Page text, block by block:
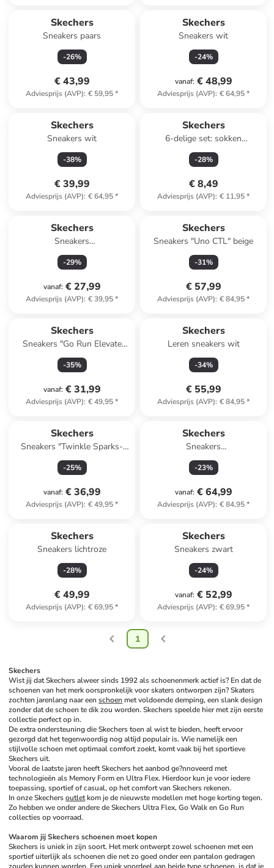
Skechers
Sneakers paars
-26%
€ 43,99
Adviesprijs (AVP): € 59,95*
Skechers
Sneakers wit
-24%
vanaf: € 48,99
Adviesprijs (AVP): € 64,95*
Skechers
Sneakers wit
-38%
€ 39,99
Adviesprijs (AVP): € 64,95*
Skechers
6-delige set: sokken
meerkleurig
-28%
€ 8,49
Adviesprijs (AVP): € 11,95*
Skechers
Sneakers
zilverkleurig/donkerblauw
-29%
vanaf: € 27,99
Adviesprijs (AVP): € 39,95*
Skechers
Sneakers "Uno CTL" beige
-31%
€ 57,99
Adviesprijs (AVP): € 84,95*
Skechers
Sneakers "Go Run Elevate
2.0-Find My" paars
-35%
vanaf: € 31,99
Adviesprijs (AVP): € 49,95*
Skechers
Leren sneakers wit
-34%
€ 55,99
Adviesprijs (AVP): € 84,95*
Skechers
Sneakers "Twinkle Sparks-
Underwater Magic" lichtroze
-25%
vanaf: € 36,99
Adviesprijs (AVP): € 49,95*
Skechers
Sneakers
donkerblauw/lichtbruin
-23%
vanaf: € 64,99
Adviesprijs (AVP): € 84,95*
Skechers
Sneakers lichtroze
-28%
€ 49,99
Adviesprijs (AVP): € 69,95*
Skechers
Sneakers zwart
-24%
vanaf: € 52,99
Adviesprijs (AVP): € 69,95*
1
Skechers
Wist jij dat Skechers alweer sinds 1992 als schoenenmerk actief is? En dat de
schoenen van het merk oorspronkelijk voor skaters ontworpen zijn? Skaters
zochten jarenlang naar een schoen met voldoende demping, een slank design
zonder dat de schoen te dik zou worden. Skechers speelde hier met zijn eerste
collectie perfect op in.
De extra ondersteuning die Skechers toen al wist te bieden, heeft ervoor
gezorgd dat het tegenwoordig nog altijd populair is. Wie namelijk een
stijlvolle schoen met optimaal comfort zoekt, komt vaak bij het sportieve
Skechers uit.
Vooral de laatste jaren heeft Skechers het aanbod ge?nnoveerd met
technologieën als Memory Form en Ultra Flex. Hierdoor kun je voor iedere
toepassing, sportief of casual, op het comfort van Skechers rekenen.
In onze Skechers outlet kom je de nieuwste modellen met hoge korting tegen.
Zo hebben we onder andere de Skechers Ultra Flex, Go Walk en Go Run
collecties op voorraad.
Waarom jij Skechers schoenen moet kopen
Skechers is uniek in zijn soort. Het merk ontwerpt zowel schoenen met een
sportief uiterlijk als schoenen die net zo goed onder een pantalon gedragen